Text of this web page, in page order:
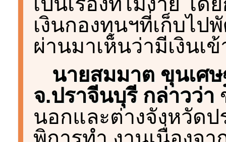
เงินกองทุนฯที่เก็บไ
ผ่านมาเห็นว่ามีเงินเ
นายสมมาต ขุนเศ
จ.ปราจีนบุรี กล่าวว่า
นอกและต่างจังหวัด